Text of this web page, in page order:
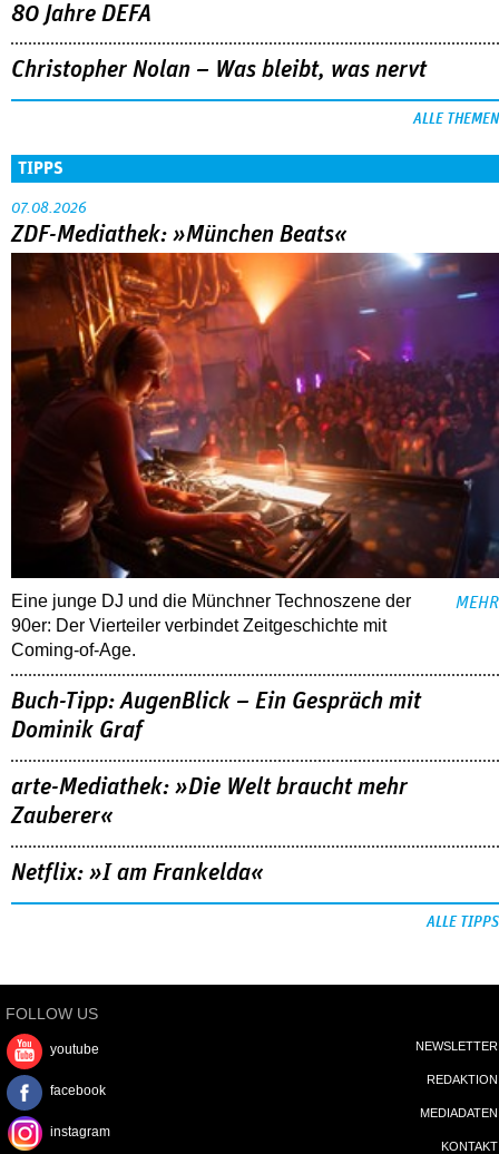
80 Jahre DEFA
Christopher Nolan – Was bleibt, was nervt
ALLE THEMEN
TIPPS
07.08.2026
ZDF-Mediathek: »München Beats«
Eine junge DJ und die Münchner Technoszene der
90er: Der Vierteiler verbindet Zeitgeschichte mit
Coming-of-Age.
MEHR
Buch-Tipp: AugenBlick – Ein Gespräch mit
Dominik Graf
arte-Mediathek: »Die Welt braucht mehr
Zauberer«
Netflix: »I am Frankelda«
ALLE TIPPS
FOLLOW US
youtube
facebook
instagram
NEWSLETTER
REDAKTION
MEDIADATEN
KONTAKT